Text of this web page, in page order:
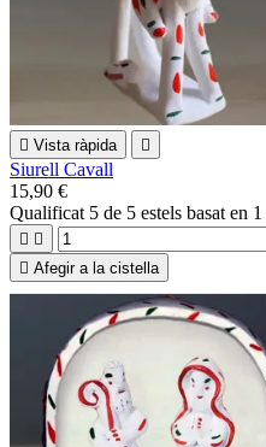
 Vista ràpida 
Siurell Cavall
15,90 €
Qualificat 5 de 5 estels basat en 1
 
 Afegir a la cistella